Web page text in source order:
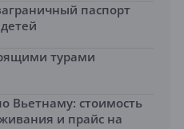
паспорт
турами
Вьетнаму: стоимость
и прайс на